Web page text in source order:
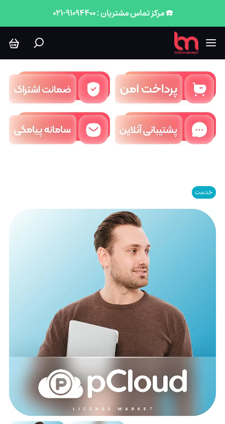
☎️ مرکز تماس مشتریان : 91094400-021
خدمت